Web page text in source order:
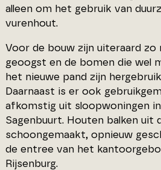
alleen om het gebruik van
vurenhout.
Voor de bouw zijn uiteraard zo
geoogst en de bomen die wel
het nieuwe pand zijn
Daarnaast is er ook
afkomstig uit sloopwoningen
Sagenbuurt. Houten balken uit
schoongemaakt, opnieuw
de entree van het
Rijsenburg.